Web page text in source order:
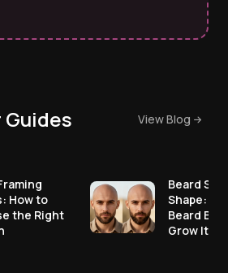
View Blog
How to
the Right
Beard
Shape:
Beard
Grow It